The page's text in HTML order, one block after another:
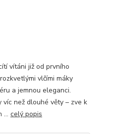
vítáni již od prvního
vlčími máky
a jemnou eleganci.
víc než dlouhé věty – zve k
... celý popis